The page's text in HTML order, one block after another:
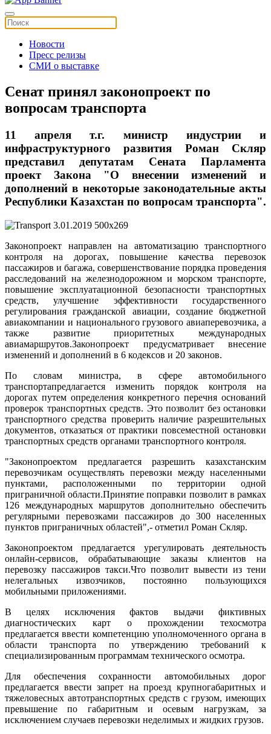
Новости
Пресс релизы
СМИ о выставке
Сенат принял законопроект по
вопросам транспорта
11 апреля т.г. министр индустрии и
инфраструктурного развития Роман Скляр
представил депутатам Сената Парламента
проект Закона "О внесении изменений и
дополнений в некоторые законодательные акты
Республики Казахстан по вопросам транспорта".
Законопроект направлен на автоматизацию транспортного
контроля на дорогах, повышение качества перевозок
пассажиров и багажа, совершенствование порядка проведения
расследований на железнодорожном и морском транспорте,
повышение эксплуатационной безопасности транспортных
средств, улучшение эффективности государственного
регулирования гражданской авиации, создание бюджетной
авиакомпании и национального грузового авиаперевозчика, а
также развитие приоритетных международных
авиамаршрутов.Законопроект предусматривает внесение
изменений и дополнений в 6 кодексов и 20 законов.
По словам министра, в сфере автомобильного
транспортапредлагается изменить порядок контроля на
дорогах путем определения конкретного перечня оснований
проверок транспортных средств. Это позволит без остановки
транспортного средства проверить наличие разрешительных
документов, отказаться от практики повсеместной остановки
транспортных средств органами транспортного контроля.
"Законопроектом предлагается разрешить казахстанским
перевозчикам осуществлять перевозки между населенными
пунктами, расположенными по территории одной
приграничной области.Принятие поправки позволит в рамках
126 международных маршрутов дополнительно обеспечить
регулярными перевозками пассажиров до 300 населенных
пунктов приграничных областей",- отметил Роман Скляр.
Законопроектом предлагается урегулировать деятельность
онлайн-сервисов, обрабатывающие заказы клиентов на
перевозку пассажиров такси.Что позволит вывести из тени
нелегальных извозчиков, постоянно пользующихся
мобильными приложениями.
В целях исключения фактов выдачи фиктивных
диагностических карт о прохождении техосмотра
предлагается ввести компетенцию уполномоченного органа в
области транспорта по утверждению требований к
специализированным программам технического осмотра.
Для обеспечения сохранности автомобильных дорог
предлагается ввести запрет на проезд крупногабаритных и
тяжеловесных автотранспортных средств с грузом, имеющих
превышение по габаритным и осевым нагрузкам, за
исключением случаев перевозки неделимых и жидких грузов.